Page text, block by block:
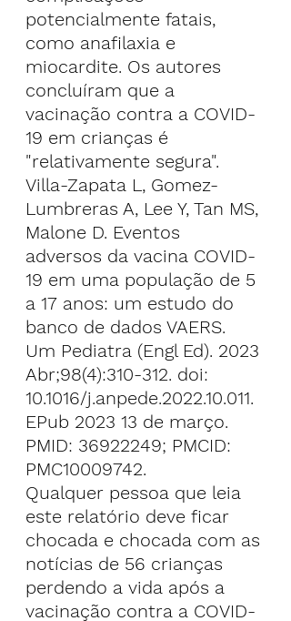
potencialmente fatais,
como anafilaxia e
miocardite. Os autores
concluíram que a
vacinação contra a COVID-
19 em crianças é
"relativamente segura".
Villa-Zapata L, Gomez-
Lumbreras A, Lee Y, Tan MS,
Malone D. Eventos
adversos da vacina COVID-
19 em uma população de 5
a 17 anos: um estudo do
banco de dados VAERS.
Um Pediatra (Engl Ed). 2023
Abr;98(4):310-312. doi:
10.1016/j.anpede.2022.10.011.
EPub 2023 13 de março.
PMID: 36922249; PMCID:
PMC10009742.
Qualquer pessoa que leia
este relatório deve ficar
chocada e chocada com as
notícias de 56 crianças
perdendo a vida após a
vacinação contra a COVID-